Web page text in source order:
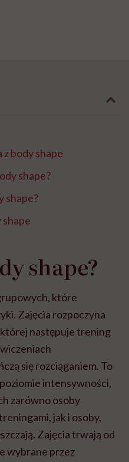
z body shape
shape?
shape?
shape
shape?
które
Zajęcia rozpoczyna
następuje trening
się rozciąganiem. To
intensywności,
zarówno osoby
jak i osoby,
Zajęcia trwają od
wybrane przez